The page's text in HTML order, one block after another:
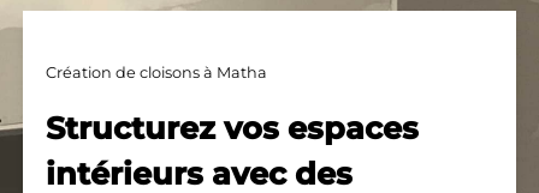
Création de cloisons à Matha
Structurez vos espaces
intérieurs avec des